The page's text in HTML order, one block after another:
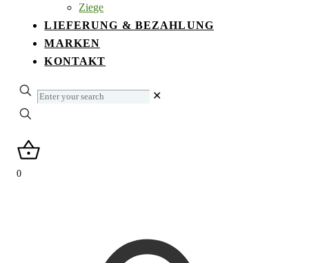
Ziege
LIEFERUNG & BEZAHLUNG
MARKEN
KONTAKT
Enter
your
✕
0